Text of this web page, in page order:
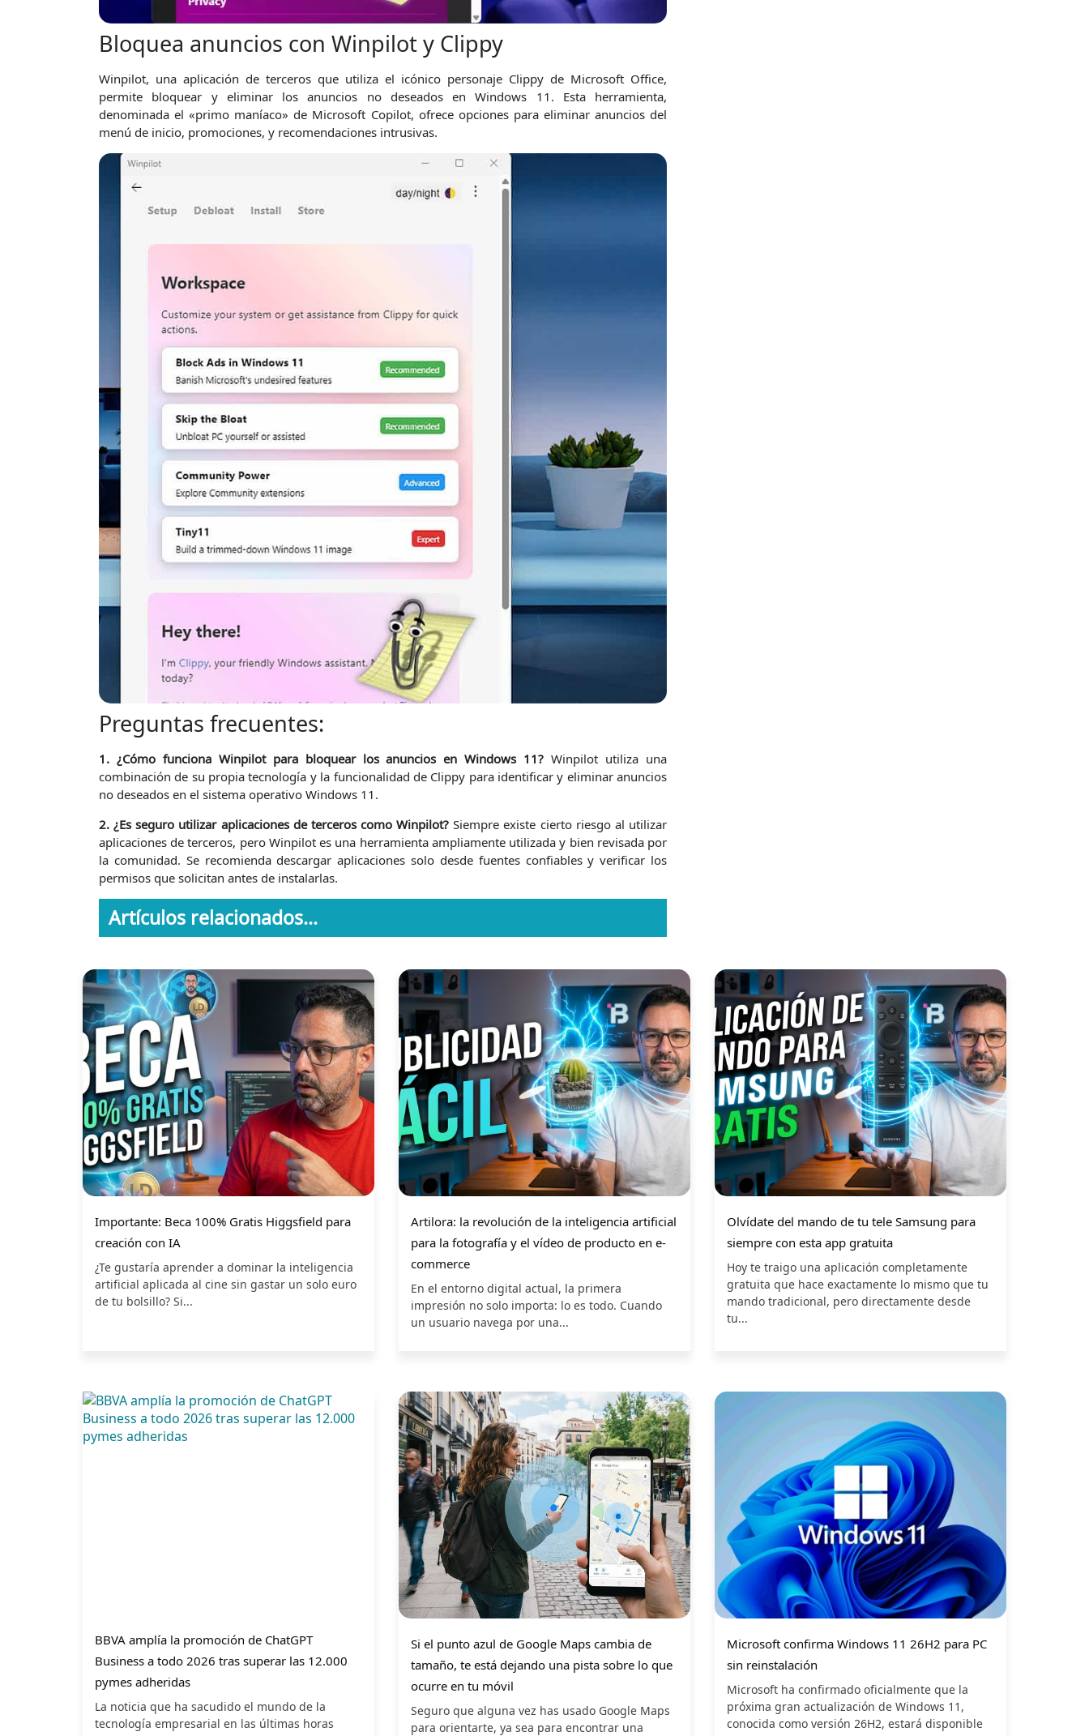
Bloquea anuncios con Winpilot y Clippy
Winpilot, una aplicación de terceros que utiliza el icónico personaje Clippy de Microsoft Office,
permite bloquear y eliminar los anuncios no deseados en Windows 11. Esta herramienta,
denominada el «primo maníaco» de Microsoft Copilot, ofrece opciones para eliminar anuncios del
menú de inicio, promociones, y recomendaciones intrusivas.
Preguntas frecuentes:
1. ¿Cómo funciona Winpilot para bloquear los anuncios en Windows 11? Winpilot utiliza una
combinación de su propia tecnología y la funcionalidad de Clippy para identificar y eliminar anuncios
no deseados en el sistema operativo Windows 11.
2. ¿Es seguro utilizar aplicaciones de terceros como Winpilot? Siempre existe cierto riesgo al utilizar
aplicaciones de terceros, pero Winpilot es una herramienta ampliamente utilizada y bien revisada por
la comunidad. Se recomienda descargar aplicaciones solo desde fuentes confiables y verificar los
permisos que solicitan antes de instalarlas.
Artículos relacionados...
Importante: Beca 100% Gratis Higgsfield para
creación con IA
¿Te gustaría aprender a dominar la inteligencia
artificial aplicada al cine sin gastar un solo euro
de tu bolsillo? Si...
Artilora: la revolución de la inteligencia artificial
para la fotografía y el vídeo de producto en e-
commerce
En el entorno digital actual, la primera
impresión no solo importa: lo es todo. Cuando
un usuario navega por una...
Olvídate del mando de tu tele Samsung para
siempre con esta app gratuita
Hoy te traigo una aplicación completamente
gratuita que hace exactamente lo mismo que tu
mando tradicional, pero directamente desde
tu...
BBVA amplía la promoción de ChatGPT
Business a todo 2026 tras superar las 12.000
pymes adheridas
La noticia que ha sacudido el mundo de la
tecnología empresarial en las últimas horas
Si el punto azul de Google Maps cambia de
tamaño, te está dejando una pista sobre lo que
ocurre en tu móvil
Seguro que alguna vez has usado Google Maps
para orientarte, ya sea para encontrar una
Microsoft confirma Windows 11 26H2 para PC
sin reinstalación
Microsoft ha confirmado oficialmente que la
próxima gran actualización de Windows 11,
conocida como versión 26H2, estará disponible